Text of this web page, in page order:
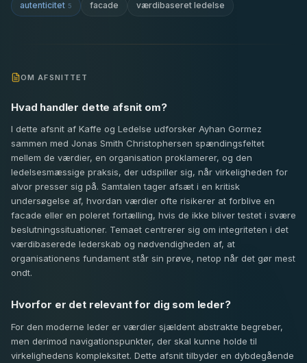
autenticitet 5 facade værdibaseret ledelse
OM AFSNITTET
Hvad handler dette afsnit om?
I dette afsnit af Kaffe og Ledelse udforsker Ayhan Gormez
sammen med Jonas Smith Christophersen spændingsfeltet
mellem de værdier, en organisation proklamerer, og den
ledelsesmæssige praksis, der udspiller sig, når virkeligheden for
alvor presser sig på. Samtalen tager afsæt i en kritisk
undersøgelse af, hvordan værdier ofte risikerer at forblive en
facade eller en poleret fortælling, hvis de ikke bliver testet i svære
beslutningssituationer. Temaet centrerer sig om integriteten i det
værdibaserede lederskab og nødvendigheden af, at
organisationens fundament står sin prøve, netop når det gør mest
ondt.
Hvorfor er det relevant for dig som leder?
For den moderne leder er værdier sjældent abstrakte begreber,
men derimod navigationspunkter, der skal kunne holde til
virkelighedens kompleksitet. Dette afsnit tilbyder en dybdegående